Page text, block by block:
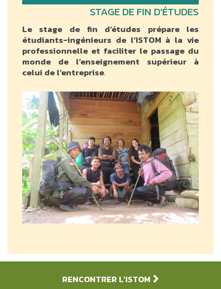
STAGE DE FIN D'ÉTUDES
Le stage de fin d'études prépare les
étudiants-ingénieurs de l'ISTOM à la vie
professionnelle et faciliter le passage du
monde de l’enseignement supérieur à
celui de l’entreprise.
RENCONTRER L'ISTOM